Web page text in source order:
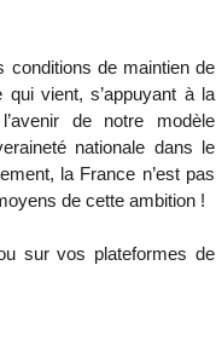
conditions de maintien de
vient, s’appuyant à la
de notre modèle
nationale dans le
la France n’est pas
de cette ambition !
sur vos plateformes de